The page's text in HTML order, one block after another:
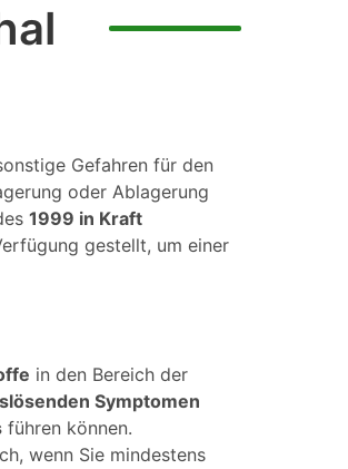
Gefahren für den
oder Ablagerung
1999 in Kraft
gestellt, um einer
in den Bereich der
Symptomen
führen können.
wenn Sie mindestens